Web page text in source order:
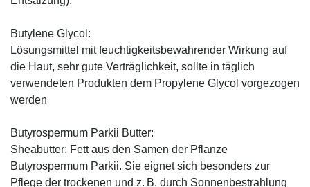
Butylene Glycol:
Lösungsmittel mit feuchtigkeitsbewahrender Wirkung auf
die Haut, sehr gute Verträglichkeit, sollte in täglich
verwendeten Produkten dem Propylene Glycol vorgezogen
werden
Butyrospermum Parkii Butter:
Sheabutter: Fett aus den Samen der Pflanze
Butyrospermum Parkii. Sie eignet sich besonders zur
Pflege der trockenen und z. B. durch Sonnenbestrahlung